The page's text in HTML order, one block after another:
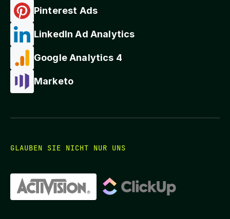
Pinterest Ads
LinkedIn Ad Analytics
Google Analytics 4
Marketo
GLAUBEN SIE NICHT NUR UNS